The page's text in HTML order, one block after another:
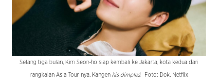
Selang tiga bulan, Kim Seon-ho siap kembali ke Jakarta, kota kedua dari
rangkaian Asia Tour-nya. Kangen his dimples! Foto: Dok. Netflix